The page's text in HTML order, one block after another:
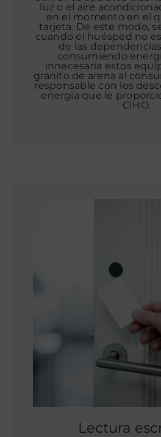
luz o el aire
en el momento en el
tarjeta. De este modo,
cuando el huésped no
de las
consumiendo
innecesaria estos
granito de arena al
responsable con los
energía que le
CIHO.
Lectura